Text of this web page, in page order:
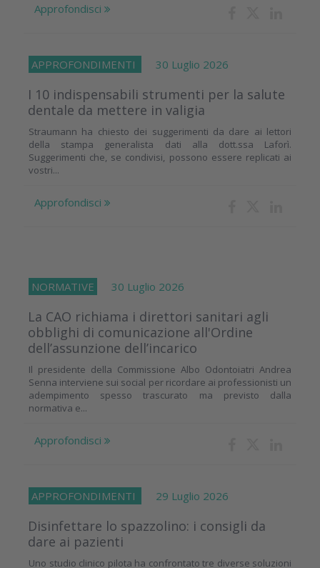
Approfondisci
APPROFONDIMENTI 30 Luglio 2026
I 10 indispensabili strumenti per la salute
dentale da mettere in valigia
Straumann ha chiesto dei suggerimenti da dare ai lettori
della stampa generalista dati alla dott.ssa Laforì.
Suggerimenti che, se condivisi, possono essere replicati ai
vostri...
Approfondisci
NORMATIVE 30 Luglio 2026
La CAO richiama i direttori sanitari agli
obblighi di comunicazione all'Ordine
dell’assunzione dell’incarico
Il presidente della Commissione Albo Odontoiatri Andrea
Senna interviene sui social per ricordare ai professionisti un
adempimento spesso trascurato ma previsto dalla
normativa e...
Approfondisci
APPROFONDIMENTI 29 Luglio 2026
Disinfettare lo spazzolino: i consigli da
dare ai pazienti
Uno studio clinico pilota ha confrontato tre diverse soluzioni